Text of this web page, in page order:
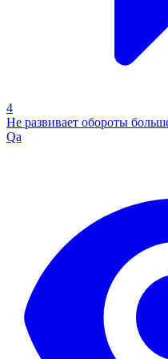
4
Не развивает обороты
Qa